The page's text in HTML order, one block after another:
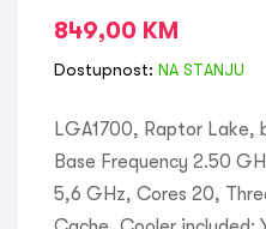
849,00 KM
Dostupnost: NA STANJU
LGA1700, Raptor Lake,
Base Frequency 2.50
5,6 GHz, Cores 20,